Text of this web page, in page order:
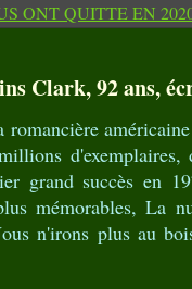
Clark, 92 ans,
grand succès en
mémorables, La
n'irons plus au